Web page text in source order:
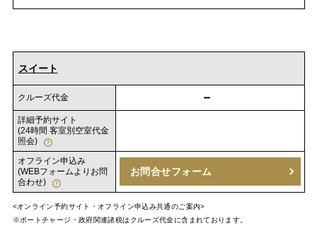
スイート
クルーズ代金 －
詳細予約サイト
(24時間 客室別空室代金
照会)
オフライン申込み
(WEBフォームよりお問
合わせ)
お問合せフォーム
<オンライン予約サイト・オフライン申込み共通のご案内>
※ポートチャージ・政府関連諸税はクルーズ代金に含まれております。